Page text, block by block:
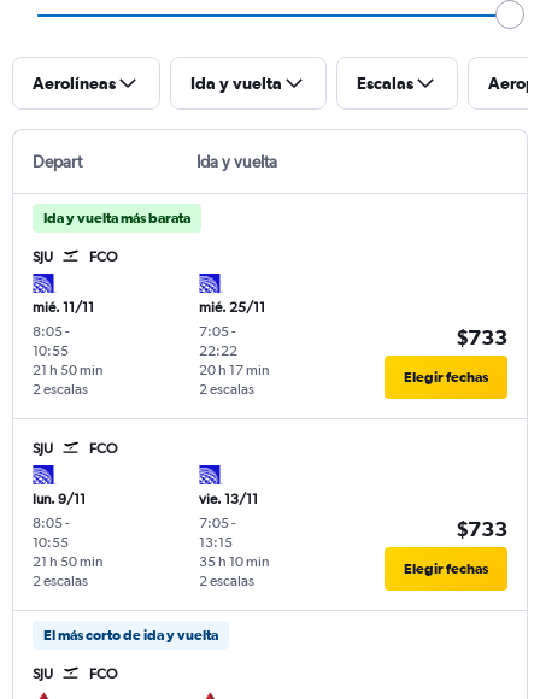
Aerolíneas Ida y vuelta Escalas
Depart Ida y vuelta
Ida y vuelta más barata
SJU FCO
mié. 11/11
8:05-
10:55
2 escalas
21 h 50 min
mié. 25/11
7:05-
22:22
2 escalas
20 h 17 min
$733
Elegir fechas
SJU FCO
lun. 9/11
8:05-
10:55
2 escalas
21 h 50 min
vie. 13/11
7:05-
13:15
2 escalas
35 h 10 min
$733
Elegir fechas
El más corto de ida y vuelta
SJU FCO